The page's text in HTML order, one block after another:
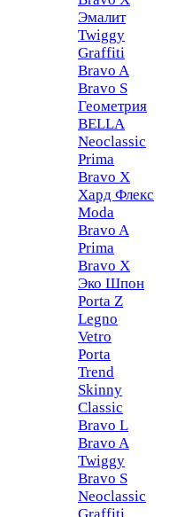
Эмалит
Twiggy
Graffiti
Bravo A
Bravo S
Геометрия
BELLA
Neoclassic
Prima
Bravo X
Хард Флекс
Moda
Bravo A
Prima
Bravo X
Эко Шпон
Porta Z
Legno
Vetro
Porta
Trend
Skinny
Classic
Bravo L
Bravo A
Twiggy
Bravo S
Neoclassic